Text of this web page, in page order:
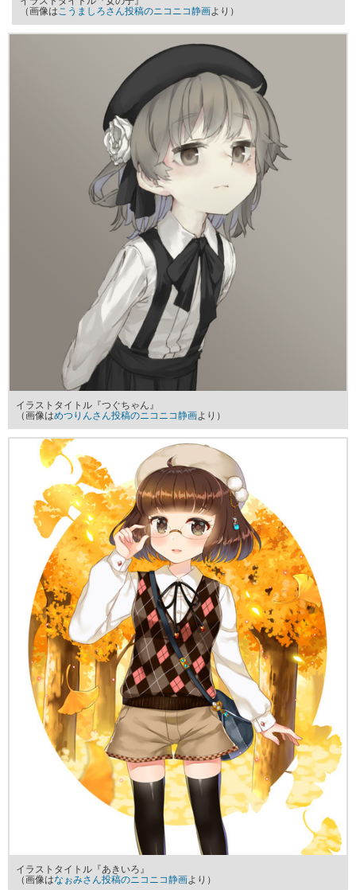
（画像はこうましろさん投稿のニコニコ静画より）
イラストタイトル『つぐちゃん』
（画像はめつりんさん投稿のニコニコ静画より）
イラストタイトル『あきいろ』
（画像はなぉみさん投稿のニコニコ静画より）